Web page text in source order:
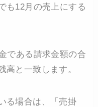
も12月の売上にする
である請求金額の合
高と一致します。
る場合は、「売掛